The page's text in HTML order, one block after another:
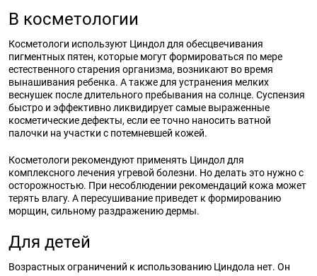
В косметологии
Косметологи используют Циндол для обесцвечивания
пигментных пятен, которые могут формироваться по мере
естественного старения организма, возникают во время
вынашивания ребенка. А также для устранения мелких
веснушек после длительного пребывания на солнце. Суспензия
быстро и эффективно ликвидирует самые выраженные
косметические дефекты, если ее точно наносить ватной
палочки на участки с потемневшей кожей.
Косметологи рекомендуют применять Циндол для
комплексного лечения угревой болезни. Но делать это нужно с
осторожностью. При несоблюдении рекомендаций кожа может
терять влагу. А пересушивание приведет к формированию
морщин, сильному раздражению дермы.
Для детей
Возрастных ограничений к использованию Циндола нет. Он